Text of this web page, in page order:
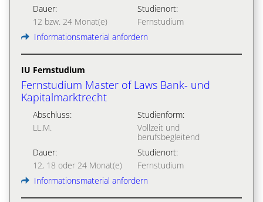
Dauer:
12 bzw. 24 Monat(e)
Studienort:
Fernstudium
Informationsmaterial anfordern
IU Fernstudium
Fernstudium Master of Laws Bank- und
Kapitalmarktrecht
Abschluss:
LL.M.
Studienform:
Vollzeit und
berufsbegleitend
Dauer:
12, 18 oder 24 Monat(e)
Studienort:
Fernstudium
Informationsmaterial anfordern